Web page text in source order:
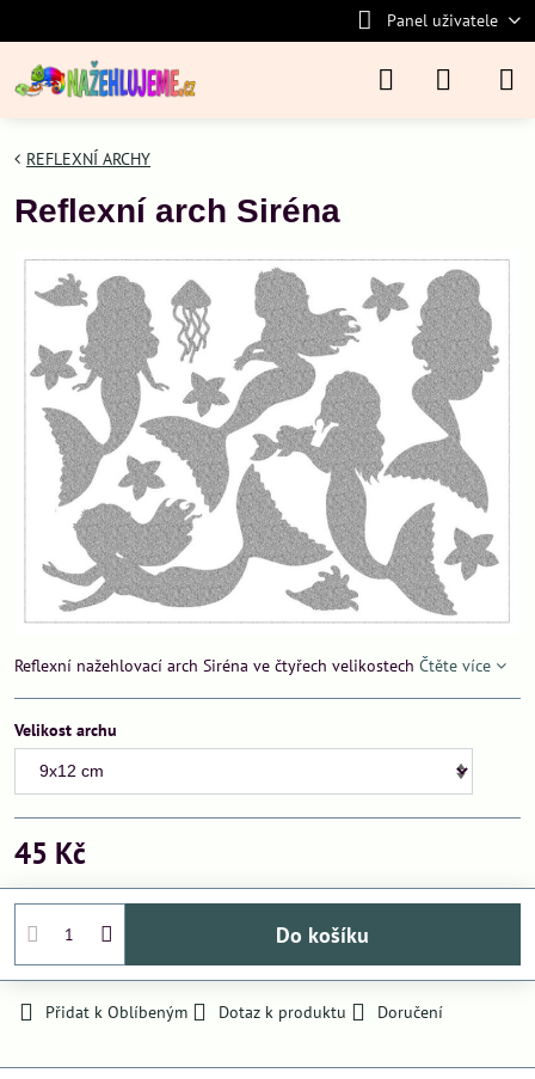
Panel uživatele
REFLEXNÍ ARCHY
Reflexní arch Siréna
Reflexní nažehlovací arch Siréna ve čtyřech velikostech Čtěte více
Velikost archu
45 Kč
Do košíku
Přidat k Oblíbeným Dotaz k produktu Doručení